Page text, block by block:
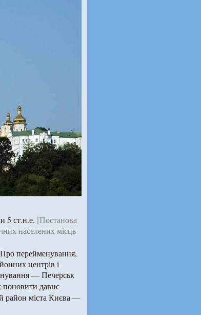
5 ст.н.е. [Постанова
населених місць
перейменування,
центрів і
— Печерськ
; поновити давнє
район міста Києва —